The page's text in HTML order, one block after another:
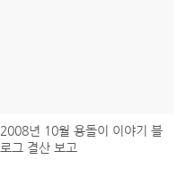
2008년 10월 용돌이 이야기 블
로그 결산 보고